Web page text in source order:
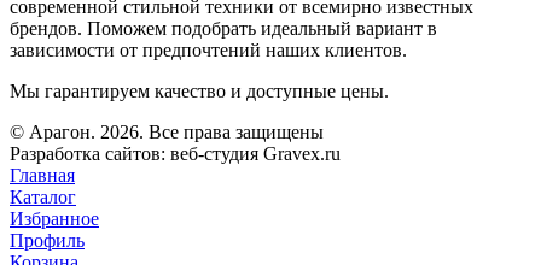
современной стильной техники от всемирно известных
брендов. Поможем подобрать идеальный вариант в
зависимости от предпочтений наших клиентов.
Мы гарантируем качество и доступные цены.
© Арагон. 2026. Все права защищены
Разработка сайтов: веб-студия Gravex.ru
Главная
Каталог
Избранное
Профиль